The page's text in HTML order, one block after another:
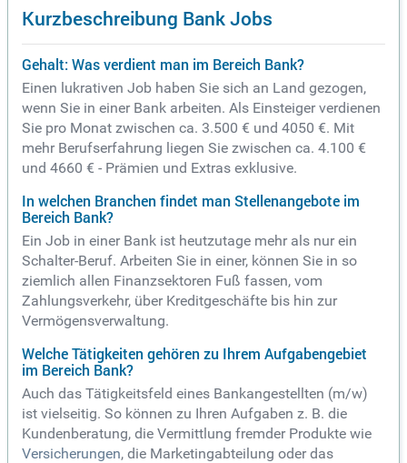
Kurzbeschreibung Bank Jobs
Gehalt: Was verdient man im Bereich Bank?
Einen lukrativen Job haben Sie sich an Land gezogen,
wenn Sie in einer Bank arbeiten. Als Einsteiger verdienen
Sie pro Monat zwischen ca. 3.500 € und 4050 €. Mit
mehr Berufserfahrung liegen Sie zwischen ca. 4.100 €
und 4660 € - Prämien und Extras exklusive.
In welchen Branchen findet man Stellenangebote im
Bereich Bank?
Ein Job in einer Bank ist heutzutage mehr als nur ein
Schalter-Beruf. Arbeiten Sie in einer, können Sie in so
ziemlich allen Finanzsektoren Fuß fassen, vom
Zahlungsverkehr, über Kreditgeschäfte bis hin zur
Vermögensverwaltung.
Welche Tätigkeiten gehören zu Ihrem Aufgabengebiet
im Bereich Bank?
Auch das Tätigkeitsfeld eines Bankangestellten (m/w)
ist vielseitig. So können zu Ihren Aufgaben z. B. die
Kundenberatung, die Vermittlung fremder Produkte wie
Versicherungen, die Marketingabteilung oder das